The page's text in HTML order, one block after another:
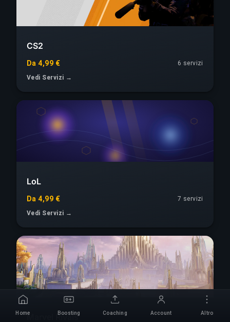
CS2
Da 4,99 €
6 servizi
Vedi Servizi →
LoL
Da 4,99 €
7 servizi
Vedi Servizi →
Marvel Rivals
Home Boosting Coaching Account Altro